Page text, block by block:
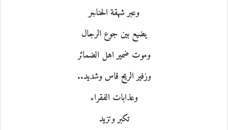
وعبر شهقة الحناجر
يضيع بين جوع الرجال
وموت ضمير اهل الضمائر
وزفير الريح قاس وشديد..
وعذابات الفقراء
تكبر وتزيد